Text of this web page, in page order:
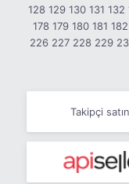
128 129 130 131 132
178 179 180 181 182
226 227 228 229
Takipçi